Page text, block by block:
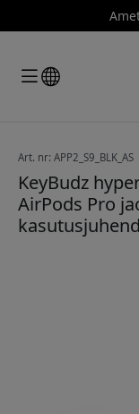
Art. nr: APP2_S9_BLK_AS
KeyBudz
AirPods Pro